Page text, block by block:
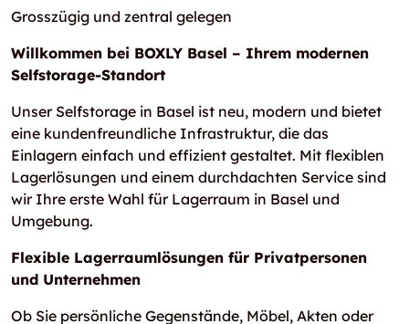
Grosszügig und zentral gelegen
Willkommen bei BOXLY Basel – Ihrem modernen
Selfstorage-Standort
Unser Selfstorage in Basel ist neu, modern und bietet
eine kundenfreundliche Infrastruktur, die das
Einlagern einfach und effizient gestaltet. Mit flexiblen
Lagerlösungen und einem durchdachten Service sind
wir Ihre erste Wahl für Lagerraum in Basel und
Umgebung.
Flexible Lagerraumlösungen für Privatpersonen
und Unternehmen
Ob Sie persönliche Gegenstände, Möbel, Akten oder